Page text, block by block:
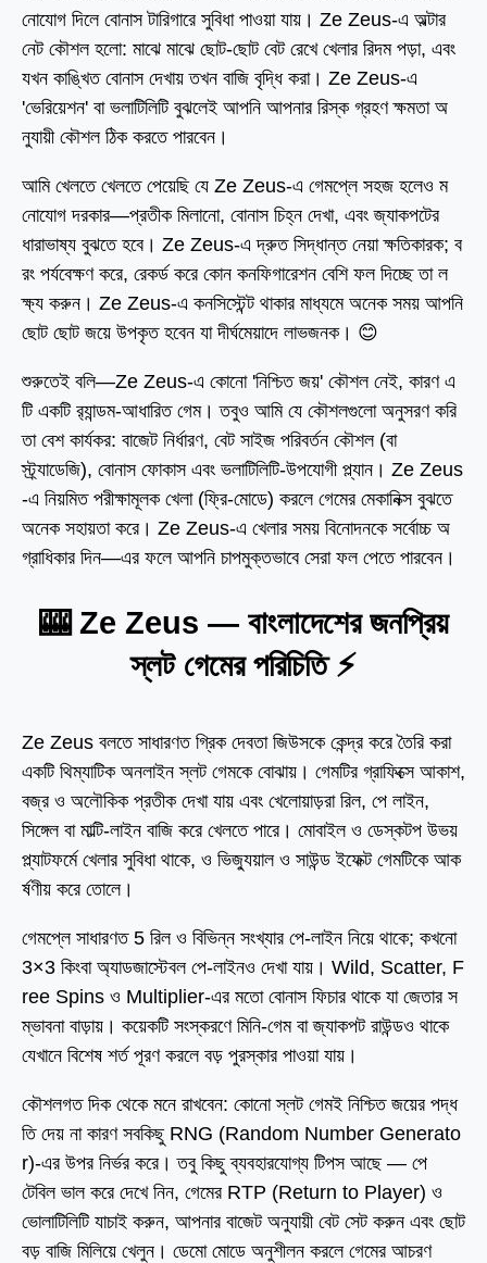
নোযোগ দিলে বোনাস টারিগারে সুবিধা পাওয়া যায়। Ze Zeus-এ অল্টার
নেট কৌশল হলো: মাঝে মাঝে ছোট-ছোট বেট রেখে খেলার রিদম পড়া, এবং
যখন কাঙ্খিত বোনাস দেখায় তখন বাজি বৃদ্ধি করা। Ze Zeus-এ
'ভেরিয়েশন' বা ভলাটিলিটি বুঝলেই আপনি আপনার রিস্ক গ্রহণ ক্ষমতা অ
নুযায়ী কৌশল ঠিক করতে পারবেন।
আমি খেলতে খেলতে পেয়েছি যে Ze Zeus-এ গেমপ্লে সহজ হলেও ম
নোযোগ দরকার—প্রতীক মিলানো, বোনাস চিহ্ন দেখা, এবং জ্যাকপটের
ধারাভাষ্য বুঝতে হবে। Ze Zeus-এ দ্রুত সিদ্ধান্ত নেয়া ক্ষতিকারক; ব
রং পর্যবেক্ষণ করে, রেকর্ড করে কোন কনফিগারেশন বেশি ফল দিচ্ছে তা ল
ক্ষ্য করুন। Ze Zeus-এ কনসিস্টেন্ট থাকার মাধ্যমে অনেক সময় আপনি
ছোট ছোট জয়ে উপকৃত হবেন যা দীর্ঘমেয়াদে লাভজনক। 😊
শুরুতেই বলি—Ze Zeus-এ কোনো 'নিশ্চিত জয়' কৌশল নেই, কারণ এ
টি একটি র‍্যান্ডম-আধারিত গেম। তবুও আমি যে কৌশলগুলো অনুসরণ করি
তা বেশ কার্যকর: বাজেট নির্ধারণ, বেট সাইজ পরিবর্তন কৌশল (বা
স্ট্র্যাডেজি), বোনাস ফোকাস এবং ভলাটিলিটি-উপযোগী প্ল্যান। Ze Zeus
-এ নিয়মিত পরীক্ষামূলক খেলা (ফ্রি-মোডে) করলে গেমের মেকানিক্স বুঝতে
অনেক সহায়তা করে। Ze Zeus-এ খেলার সময় বিনোদনকে সর্বোচ্চ অ
গ্রাধিকার দিন—এর ফলে আপনি চাপমুক্তভাবে সেরা ফল পেতে পারবেন।
🎰 Ze Zeus — বাংলাদেশের জনপ্রিয়
স্লট গেমের পরিচিতি ⚡️
Ze Zeus বলতে সাধারণত গ্রিক দেবতা জিউসকে কেন্দ্র করে তৈরি করা
একটি থিম্যাটিক অনলাইন স্লট গেমকে বোঝায়। গেমটির গ্রাফিক্সে আকাশ,
বজ্র ও অলৌকিক প্রতীক দেখা যায় এবং খেলোয়াড়রা রিল, পে লাইন,
সিঙ্গেল বা মাল্টি-লাইন বাজি করে খেলতে পারে। মোবাইল ও ডেস্কটপ উভয়
প্ল্যাটফর্মে খেলার সুবিধা থাকে, ও ভিজ্যুয়াল ও সাউন্ড ইফেক্ট গেমটিকে আক
র্ষণীয় করে তোলে।
গেমপ্লে সাধারণত 5 রিল ও বিভিন্ন সংখ্যার পে-লাইন নিয়ে থাকে; কখনো
3×3 কিংবা অ্যাডজাস্টেবল পে-লাইনও দেখা যায়। Wild, Scatter, F
ree Spins ও Multiplier-এর মতো বোনাস ফিচার থাকে যা জেতার স
ম্ভাবনা বাড়ায়। কয়েকটি সংস্করণে মিনি-গেম বা জ্যাকপট রাউন্ডও থাকে
যেখানে বিশেষ শর্ত পূরণ করলে বড় পুরস্কার পাওয়া যায়।
কৌশলগত দিক থেকে মনে রাখবেন: কোনো স্লট গেমই নিশ্চিত জয়ের পদ্ধ
তি দেয় না কারণ সবকিছু RNG (Random Number Generato
r)-এর উপর নির্ভর করে। তবু কিছু ব্যবহারযোগ্য টিপস আছে — পে
টেবিল ভাল করে দেখে নিন, গেমের RTP (Return to Player) ও
ভোলাটিলিটি যাচাই করুন, আপনার বাজেট অনুযায়ী বেট সেট করুন এবং ছোট
বড় বাজি মিলিয়ে খেলুন। ডেমো মোডে অনুশীলন করলে গেমের আচরণ